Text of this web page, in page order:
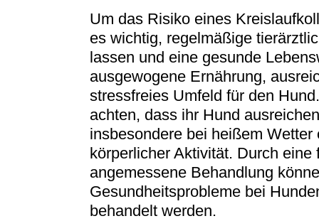
Um das Risiko eines
es wichtig, regelmäßige
lassen und eine gesunde
ausgewogene Ernährung,
stressfreies Umfeld für den
achten, dass ihr Hund
insbesondere bei heißem
körperlicher Aktivität. Durch
angemessene Behandlung
Gesundheitsprobleme bei
behandelt werden.